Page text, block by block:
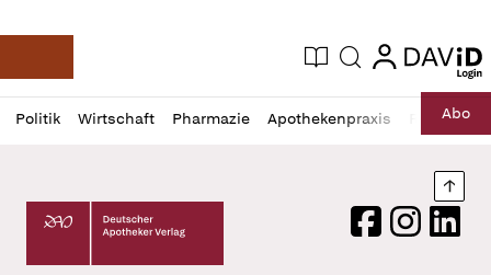
Deutsche Apotheker Zeitung
Aktuelle Ausgabe
Suche login
login
Politik Wirtschaft Pharmazie Apothekenpraxis RechtAbo
Profil
öffnen
Daz
Pur
Deutscher Apotheker Verlag Logo
FacebookInstagram